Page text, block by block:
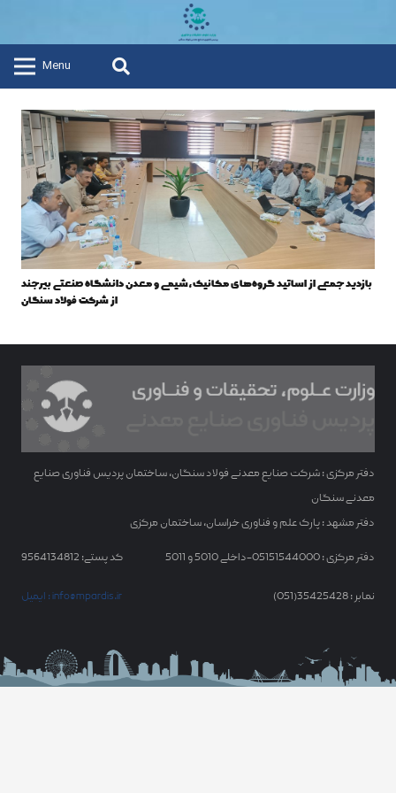
Menu
بازدید جمعی از اساتید گروه‌های مکانیک،شیمی و معدن دانشگاه صنعتی بیرجند
از شرکت فولاد سنگان
دفتر مرکزی : شرکت صنایع معدنی فولاد سنگان، ساختمان پردیس فناوری صنایع
معدنی سنگان
دفتر مشهد : پارک علم و فناوری خراسان، ساختمان مرکزی
کد پستی: 9564134812 دفتر مرکزی : 05151544000-داخلی 5010 و 5011
ایمیل : info@mpardis.ir نمابر : 35425428(051)